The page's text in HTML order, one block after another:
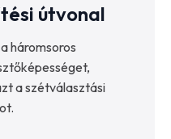
útvonal
háromsoros
a szétválasztási